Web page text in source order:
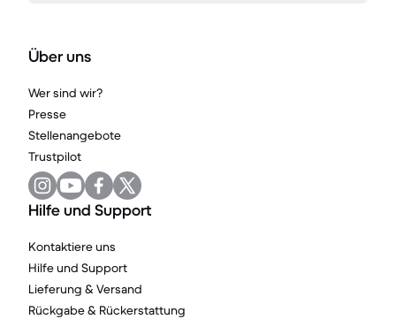
Über uns
Wer sind wir?
Presse
Stellenangebote
Trustpilot
Hilfe und Support
Kontaktiere uns
Hilfe und Support
Lieferung & Versand
Rückgabe & Rückerstattung